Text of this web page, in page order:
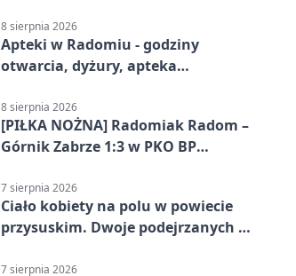
8 sierpnia 2026
Apteki w Radomiu - godziny
otwarcia, dyżury, apteka
8 sierpnia 2026
[PIŁKA NOŻNA] Radomiak Radom –
Górnik Zabrze 1:3 w PKO BP
golami pogrążył gospodarzy
7 sierpnia 2026
Ciało kobiety na polu w powiecie
przysuskim. Dwoje podejrzanych w
7 sierpnia 2026